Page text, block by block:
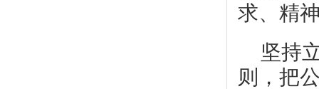
求、精
坚持
则，把